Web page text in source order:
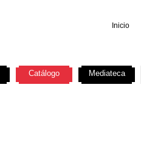
Inicio
Catálogo Mediateca